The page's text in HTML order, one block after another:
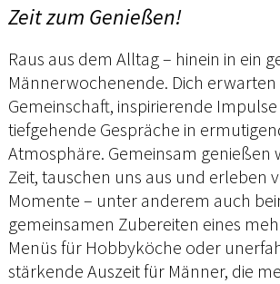
Zeit zum Genießen!
Raus aus dem Alltag – hinein in ein
Männerwochenende. Dich erwarten
Gemeinschaft, inspirierende
tiefgehende Gespräche in
Atmosphäre. Gemeinsam genießen
Zeit, tauschen uns aus und erleben
Momente – unter anderem auch
gemeinsamen Zubereiten eines
Menüs für Hobbyköche oder
stärkende Auszeit für Männer, die